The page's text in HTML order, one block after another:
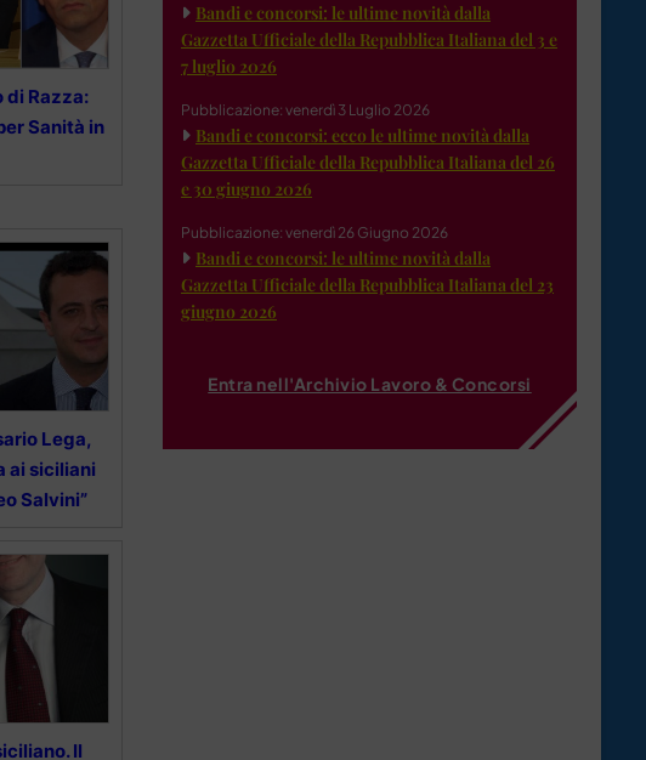
di Razza:
Sanità in
Lega,
ai siciliani
Salvini”
Il
Bandi e concorsi: le ultime novità dalla
Gazzetta Ufficiale della Repubblica Italiana del 3 e
7 luglio 2026
Pubblicazione: venerdì 3 Luglio 2026
Bandi e concorsi: ecco le ultime novità dalla
Gazzetta Ufficiale della Repubblica Italiana del 26
e 30 giugno 2026
Pubblicazione: venerdì 26 Giugno 2026
Bandi e concorsi: le ultime novità dalla
Gazzetta Ufficiale della Repubblica Italiana del 23
giugno 2026
Entra nell'Archivio Lavoro & Concorsi